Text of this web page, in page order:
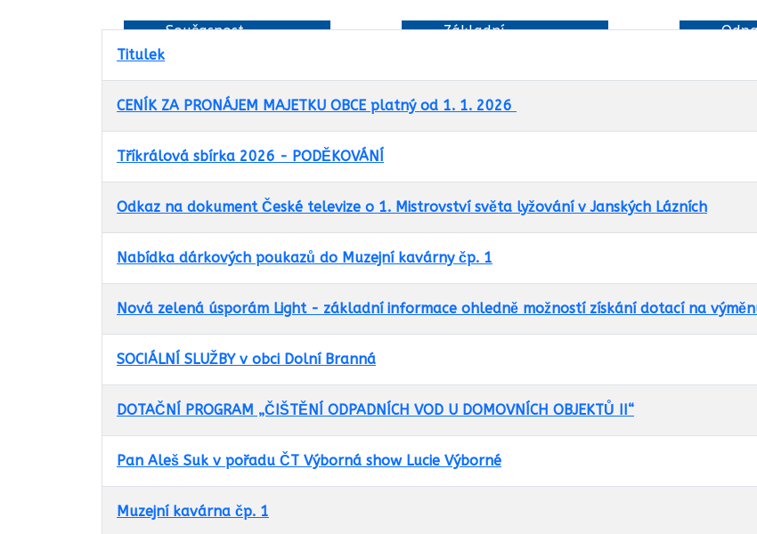
Současnost
Historie
Historie v datech
Zajímavé
momenty
Památky v obci
Sport v obci
Hasiči
Škola, školka
Fotogalerie
Zpravodaj
Mobilní rozhlas
Základní
Projekty a dotace
Základní
Úřední deska
Hospodaření
usnesení
Územní plán
Poskytování
Sb.
CzechPoint
Titulek
CENÍK ZA PRONÁJEM MAJETKU OBCE platný od 1. 1. 2026
Tříkrálová sbírka 2026 - PODĚKOVÁNÍ
Odkaz na dokument České televize o 1. Mistrovství světa lyžování v Janských Lázních
Nabídka dárkových poukazů do Muzejní kavárny čp. 1
Nová zelená úsporám Light - základní informace ohledně možností získání dotací na
SOCIÁLNÍ SLUŽBY v obci Dolní Branná
DOTAČNÍ PROGRAM „ČIŠTĚNÍ ODPADNÍCH VOD U DOMOVNÍCH OBJEKTŮ II“
Pan Aleš Suk v pořadu ČT Výborná show Lucie Výborné
Muzejní kavárna čp. 1